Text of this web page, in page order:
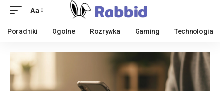
Aa
Poradniki Ogolne Rozrywka Gaming Technologia